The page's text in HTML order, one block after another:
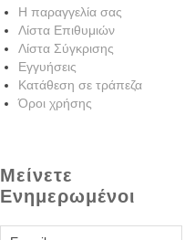
Η παραγγελία σας
Λίστα Επιθυμιών
Λίστα Σύγκρισης
Εγγυήσεις
Κατάθεση σε τράπεζα
Όροι χρήσης
Μείνετε
Ενημερωμένοι